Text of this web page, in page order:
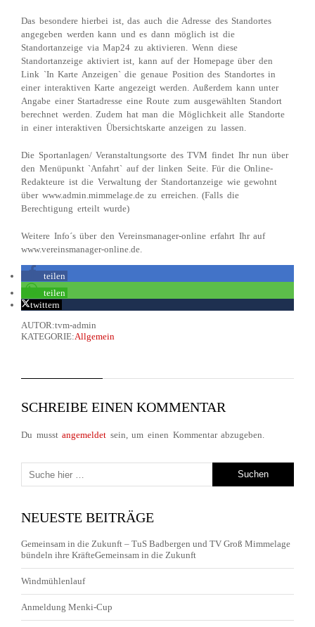
Das besondere hierbei ist, das auch die Adresse des Standortes
angegeben werden kann und es dann möglich ist die
Standortanzeige via Map24 zu aktivieren. Wenn diese
Standortanzeige aktiviert ist, kann auf der Homepage über den
Link `In Karte Anzeigen` die genaue Position des Standortes in
einer interaktiven Karte angezeigt werden. Außerdem kann unter
Angabe einer Startadresse eine Route zum ausgewählten Standort
berechnet werden. Zudem hat man die Möglichkeit alle Standorte
in einer interaktiven Übersichtskarte anzeigen zu lassen.
Die Sportanlagen/ Veranstaltungsorte des TVM findet Ihr nun über
den Menüpunkt `Anfahrt` auf der linken Seite. Für die Online-
Redakteure ist die Verwaltung der Standortanzeige wie gewohnt
über www.admin.mimmelage.de zu erreichen. (Falls die
Berechtigung erteilt wurde)
Weitere Info´s über den Vereinsmanager-online erfahrt Ihr auf
www.vereinsmanager-online.de.
teilen
teilen
twittern
AUTOR:tvm-admin
KATEGORIE:Allgemein
SCHREIBE EINEN KOMMENTAR
Du musstangemeldet sein, um einen Kommentar abzugeben.
NEUESTE BEITRÄGE
Gemeinsam in die Zukunft – TuS Badbergen und TV Groß Mimmelage
bündeln ihre KräfteGemeinsam in die Zukunft
Windmühlenlauf
Anmeldung Menki-Cup